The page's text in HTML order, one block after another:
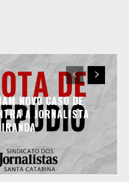
NOVO CASO DE
A JORNALISTA